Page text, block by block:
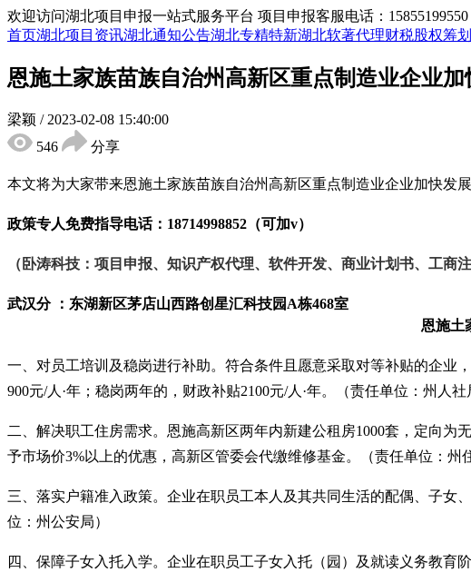
欢迎访问湖北项目申报一站式服务平台 项目申报客服电话：15855199550
首页湖北项目资讯湖北通知公告湖北专精特新湖北软著代理财税股权筹划
恩施土家族苗族自治州高新区重点制造业企业
梁颖 / 2023-02-08 15:40:00
546
分享
本文将为大家带来恩施土家族苗族自治州高新区重点制造业企业加快发
政策专人免费指导电话： 18714998852（可加v）
（卧涛科技：项目申报、知识产权代理、软件开发、商业计划书、工商
武汉分 ：东湖新区茅店山西路创星汇科技园 A栋468室
恩施土
一、对员工培训及稳岗进行补助。符合条件且愿意采取对等补贴的企业
900元/人·年；稳岗两年的，财政补贴2100元/人·年。（责任单位：州人
二、解决职工住房需求。恩施高新区两年内新建公租房1000套，定向为
予市场价3%以上的优惠，高新区管委会代缴维修基金。（责任单位：州
三、落实户籍准入政策。企业在职员工本人及其共同生活的配偶、子
位：州公安局）
四、保障子女入托入学。企业在职员工子女入托（园）及就读义务教育